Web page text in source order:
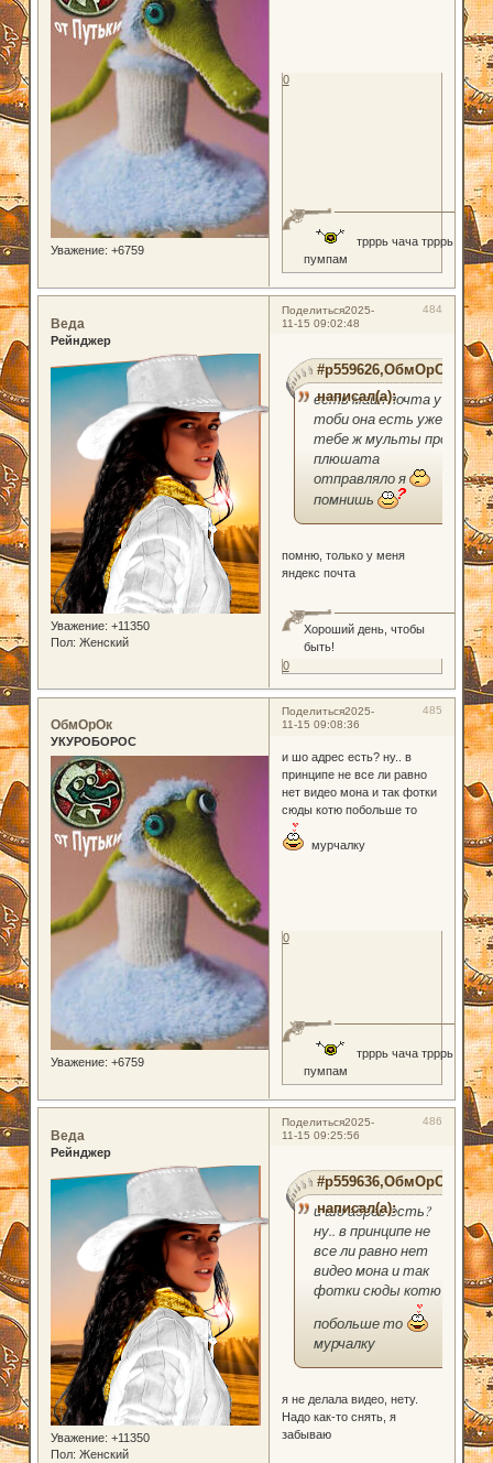
Уважение: +6759
трррь чача трррь
пумпам
0
Поделиться 484
2025-
11-15 09:02:48
Веда
Рейнджер
Уважение: +11350
Пол: Женский
#p559626,ОбмОрОк
написал(а):
есть майл почта у
тоби она есть уже
тебе ж мульты про
плюшата
отправляло я
помнишь
помню, только у меня
яндекс почта
Хороший день, чтобы
быть!
0
Поделиться 485
2025-
11-15 09:08:36
ОбмОрОк
УКУРОБОРОС
Уважение: +6759
и шо адрес есть? ну.. в
принципе не все ли равно
нет видео мона и так фотки
сюды котю побольше то
мурчалку
трррь чача трррь
пумпам
0
Поделиться 486
2025-
11-15 09:25:56
Веда
Рейнджер
Уважение: +11350
Пол: Женский
#p559636,ОбмОрОк
написал(а):
и шо адрес есть?
ну.. в принципе не
все ли равно нет
видео мона и так
фотки сюды котю
побольше то
мурчалку
я не делала видео, нету.
Надо как-то снять, я
забываю